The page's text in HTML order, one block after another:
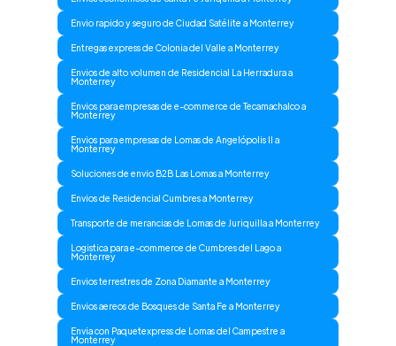
Envio rapido y seguro de Ciudad Satélite a Monterrey
Entregas express de Colonia del Valle a Monterrey
Envios de alto volumen de Residencial La Herradura a
Monterrey
Envios para empresas de e-commerce de Tecamachalco a
Monterrey
Envios para empresas de Lomas de Angelópolis II a
Monterrey
Soluciones de envio B2B Las Lomas a Monterrey
Envios de Residencial Cumbres a Monterrey
Transporte de merancias de Lomas de Juriquilla a Monterrey
Logistica para e-commerce de Cumbres del Lago a
Monterrey
Envios terrestres de Zona Diamante a Monterrey
Envios aereos de Bosques de Santa Fe a Monterrey
Envia con Paquetexpress de Lomas del Campestre a
Monterrey